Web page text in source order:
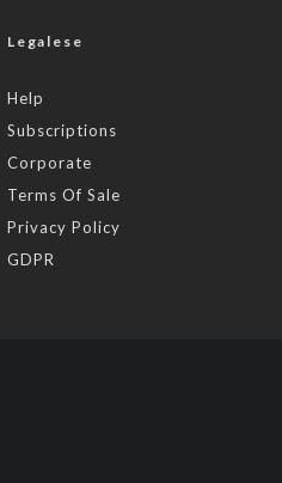
Legalese
Help
Subscriptions
Corporate
Terms Of Sale
Privacy Policy
GDPR